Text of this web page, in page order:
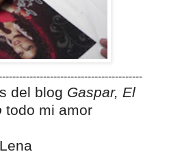
del blog Gaspar, El
todo mi amor
Lena